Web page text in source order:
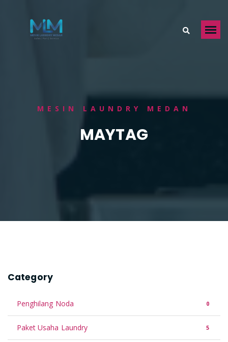
MESIN LAUNDRY MEDAN
MAYTAG
Category
Penghilang Noda 0
Paket Usaha Laundry 5